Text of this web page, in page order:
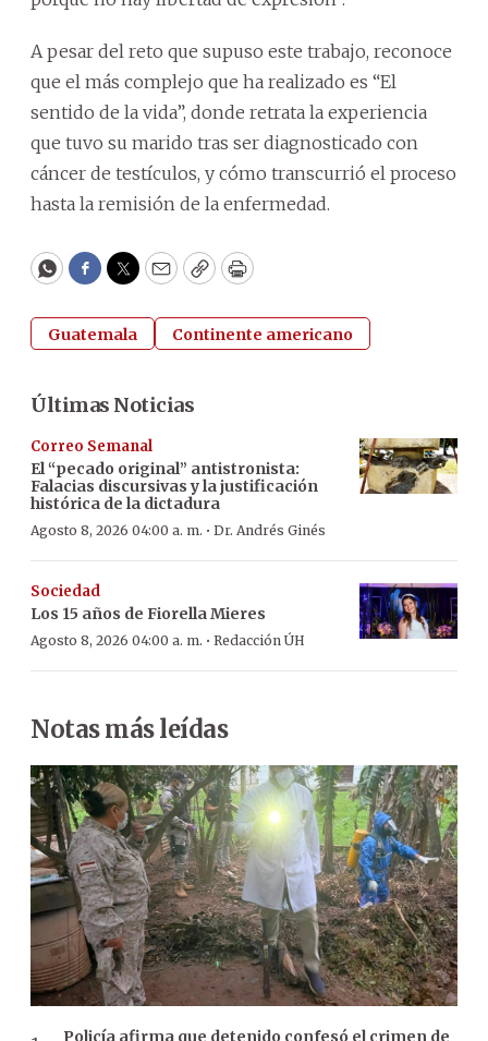
A pesar del reto que supuso este trabajo, reconoce
que el más complejo que ha realizado es “El
sentido de la vida”, donde retrata la experiencia
que tuvo su marido tras ser diagnosticado con
cáncer de testículos, y cómo transcurrió el proceso
hasta la remisión de la enfermedad.
WhatsApp
Facebook
Twitter
EmailCopyPrint
Guatemala Continente americano
Últimas Noticias
Correo Semanal
El “pecado original” antistronista:
Falacias discursivas y la justificación
histórica de la dictadura
Agosto 8, 2026 04:00 a. m. · Dr. Andrés Ginés
Sociedad
Los 15 años de Fiorella Mieres
Agosto 8, 2026 04:00 a. m. · Redacción ÚH
Notas más leídas
Policía afirma que detenido confesó el crimen de